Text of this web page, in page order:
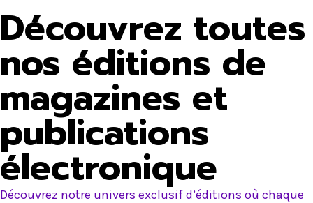
Découvrez toutes
nos éditions de
magazines et
publications
électronique
Découvrez notre univers exclusif d’éditions où chaque